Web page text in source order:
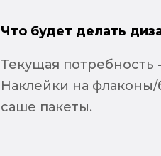
Что будет делать
Текущая потребность
Наклейки на
саше пакеты.